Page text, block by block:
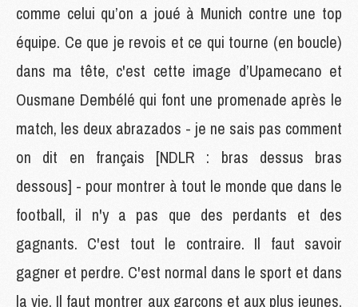
comme celui qu’on a joué à Munich contre une top
équipe. Ce que je revois et ce qui tourne (en boucle)
dans ma tête, c'est cette image d’Upamecano et
Ousmane Dembélé qui font une promenade après le
match, les deux abrazados - je ne sais pas comment
on dit en français [NDLR : bras dessus bras
dessous] - pour montrer à tout le monde que dans le
football, il n'y a pas que des perdants et des
gagnants. C'est tout le contraire. Il faut savoir
gagner et perdre. C'est normal dans le sport et dans
la vie. Il faut montrer aux garçons et aux plus jeunes,